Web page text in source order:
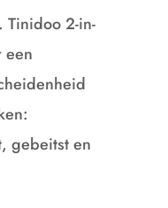
Tinidoo 2-in-
een
gebeitst en